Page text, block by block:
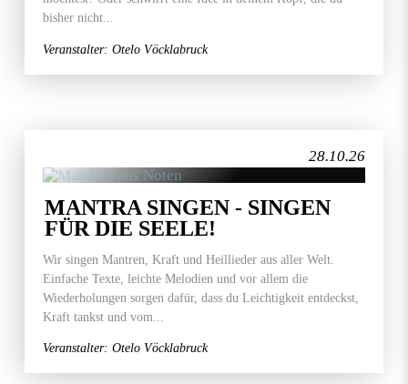
bisher nicht...
Veranstalter: Otelo Vöcklabruck
28.10.26
MANTRA SINGEN - SINGEN
FÜR DIE SEELE!
Wir singen Mantren, Kraft und Heillieder aus aller Welt.
Einfache Texte, leichte Melodien und vor allem die
Wiederholungen sorgen dafür, dass du Leichtigkeit entdeckst,
Kraft tankst und vom...
Veranstalter: Otelo Vöcklabruck